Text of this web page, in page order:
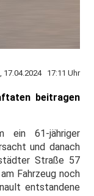
17.04.2024 17:11 Uhr
beitragen
ein 61-jähriger
und danach
Straße 57
Fahrzeug noch
entstandene